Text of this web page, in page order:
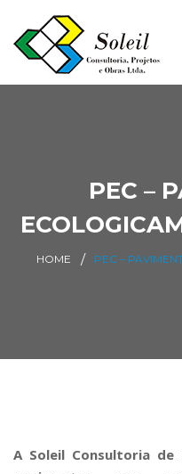
PEC –
HOME PEC –
A Soleil Consultoria